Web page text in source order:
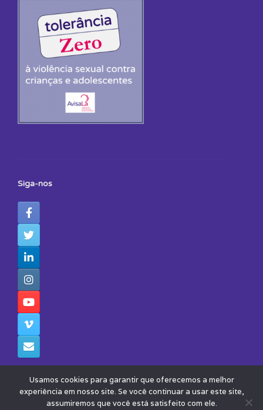
Siga-nos
© 2026 - Todos os Direitos Reservados - Instituto Avisa Lá Theme by
Usamos cookies para garantir que oferecemos a melhor
experiência em nosso site. Se você continuar a usar este site,
assumiremos que você está satisfeito com ele.